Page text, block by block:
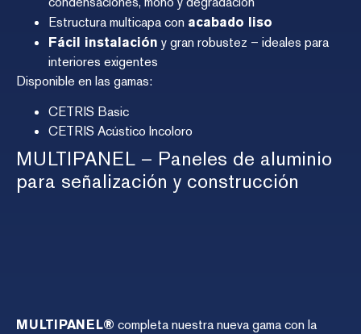
Estructura multicapa con acabado liso
Fácil instalación y gran robustez – ideales para
interiores exigentes
Disponible en las gamas:
CETRIS Basic
CETRIS Acústico Incoloro
MULTIPANEL – Paneles de aluminio
para señalización y construcción
MULTIPANEL® completa nuestra nueva gama con la